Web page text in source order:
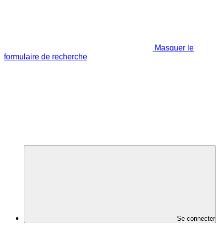
Masquer le
formulaire de recherche
Se connecter